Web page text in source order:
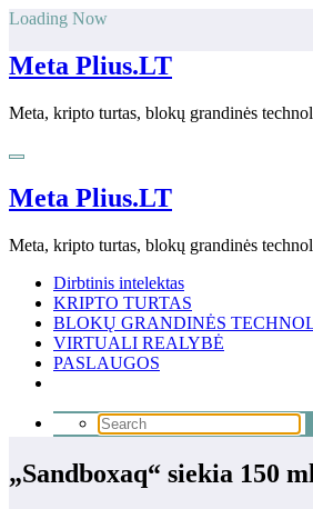
Skip
content
Loading Now
Meta Plius.LT
Meta, kripto turtas, blokų grandinės
Meta Plius.LT
Meta, kripto turtas, blokų grandinės
Dirbtinis intelektas
KRIPTO TURTAS
BLOKŲ GRANDINĖS
VIRTUALI REALYBĖ
PASLAUGOS
„Sandboxaq“ siekia 150